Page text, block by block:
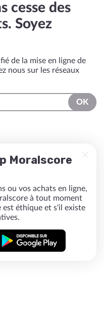
cesse des
Soyez
de la mise en ligne de
nous sur les réseaux
OK
Moralscore
ou vos achats en ligne,
à tout moment
éthique et s'il existe